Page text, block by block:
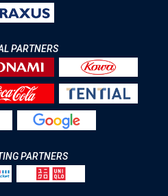
PARTNERS
PARTNERS